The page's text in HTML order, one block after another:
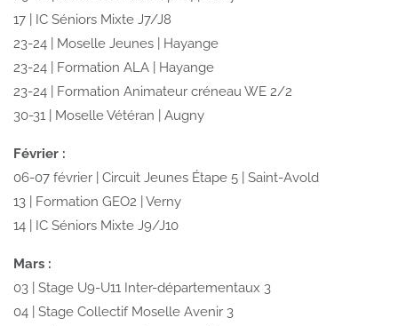
17 | IC Séniors Mixte J7/J8
23-24 | Moselle Jeunes | Hayange
23-24 | Formation ALA | Hayange
23-24 | Formation Animateur créneau WE 2/2
30-31 | Moselle Vétéran | Augny
Février :
06-07 février | Circuit Jeunes Étape 5 | Saint-Avold
13 | Formation GEO2 | Verny
14 | IC Séniors Mixte J9/J10
Mars :
03 | Stage U9-U11 Inter-départementaux 3
04 | Stage Collectif Moselle Avenir 3